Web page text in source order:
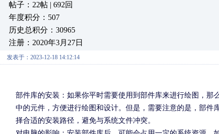
帖子：22帖 | 692回
年度积分：507
历史总积分：30965
注册：2020年3月27日
发表于：2023-12-18 14:12:14
部件库的安装：如果你平时需要使用到部件库来进行绘图，
中的元件，方便进行绘图和设计。但是，需要注意的是，部
择合适的安装路径，避免与系统文件冲突。